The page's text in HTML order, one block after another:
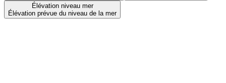
Élévation niveau mer
Élévation prévue du niveau de la mer